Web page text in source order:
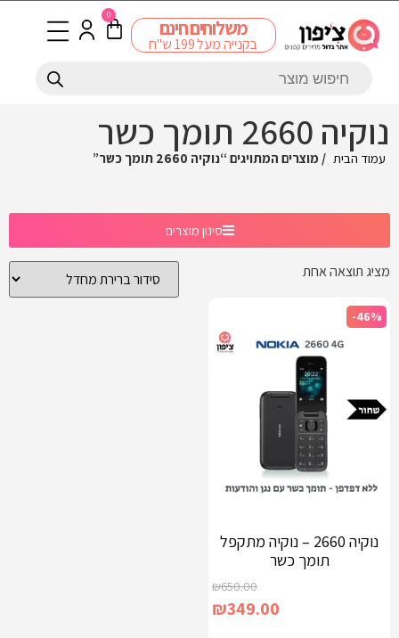
משלוחים חינם
בקנייה מעל 199 ש"ח
0
נוקיה 2660 תומך כשר
עמוד הבית / מוצרים המתויגים “נוקיה 2660 תומך כשר”
סינון מוצרים
מציג תוצאה אחת
-46%
נוקיה 2660 – נוקיה מתקפל
תומך כשר
₪650.00
₪349.00